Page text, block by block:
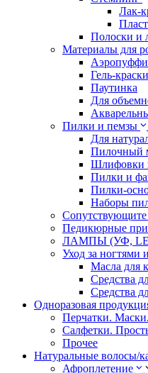
Лак-
Полоски и
Материалы для
Гель-
Паутинка
Для
Пилки и пемзы
Для
Пилочный
Шлифовки
Пилки и
Пилки-
Наборы
Педикюрные
ЛАМПЫ (УФ,
Уход за ногтями
Масла для
Средства
Средства
Одноразовая
Перчатки. Маски.
Салфетки.
Прочее
Натуральные волосы/
Афроплетение